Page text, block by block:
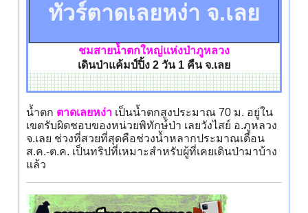
ทัวร์ตาดเลยหง่า จ.เลย
ชมสายน้ำตกใหญ่แห่งป่าภูหลวง
เดินป่าแค้มป์ปิ้ง 2 วัน 1 คืน จ.เลย
น้ำตก ตาดเลยหง่าเป็นน้ำตกสูงประมาณ 70 ม. อยู่ใน
เขตรับผิดชอบของหน่วยพิทักษ์ป่า เลยวังไสย์ อ.ภูหลวง
จ.เลย ช่วงที่สวยที่สุดคือช่วงน้ำหลากประมาณเดือน
ส.ค.-ต.ค. เป็นทริปที่เหมาะสำหรับผู้ที่เคยเดินป่ามาบ้าง
แล้ว